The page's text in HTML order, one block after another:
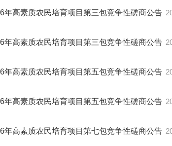
年高素质农民培育项目第三包竞争性磋商公告
年高素质农民培育项目第三包竞争性磋商公告
年高素质农民培育项目第五包竞争性磋商公告
年高素质农民培育项目第五包竞争性磋商公告
年高素质农民培育项目第七包竞争性磋商公告